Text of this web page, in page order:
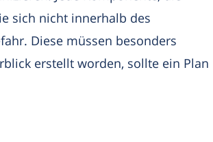
sich nicht innerhalb des
Diese müssen besonders
erstellt worden, sollte ein Plan